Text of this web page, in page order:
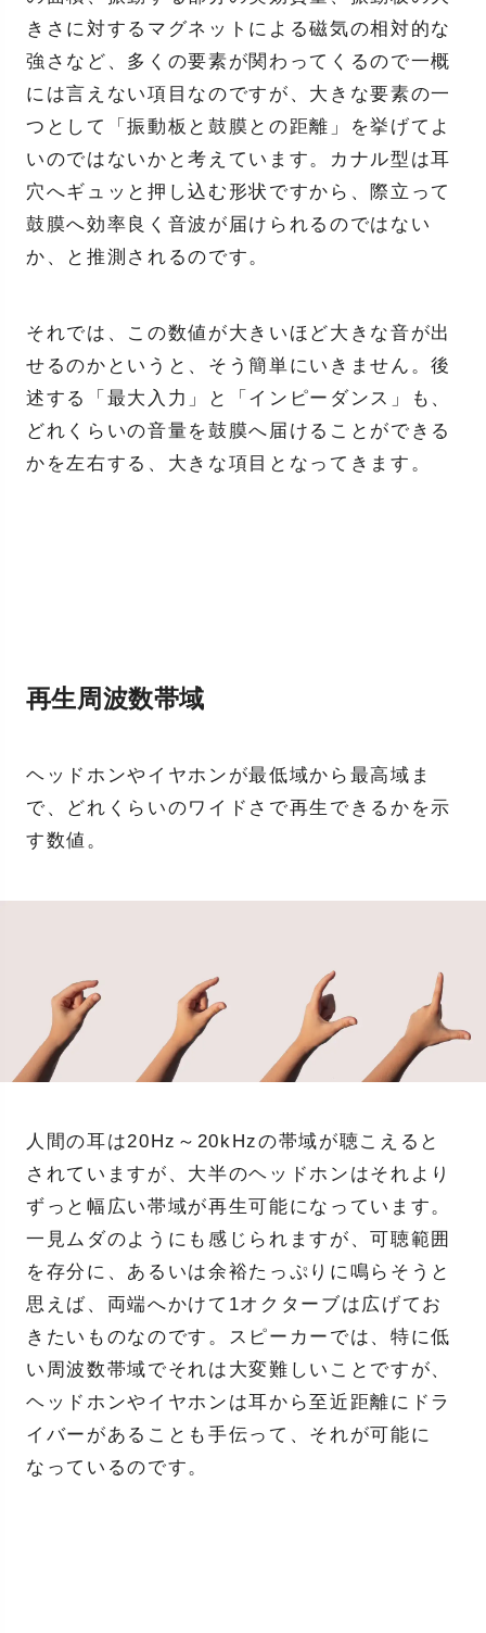
きさに対するマグネットによる磁気の相対的な
強さなど、多くの要素が関わってくるので一概
には言えない項目なのですが、大きな要素の一
つとして「振動板と鼓膜との距離」を挙げてよ
いのではないかと考えています。カナル型は耳
穴へギュッと押し込む形状ですから、際立って
鼓膜へ効率良く音波が届けられるのではない
か、と推測されるのです。
それでは、この数値が大きいほど大きな音が出
せるのかというと、そう簡単にいきません。後
述する「最大入力」と「インピーダンス」も、
どれくらいの音量を鼓膜へ届けることができる
かを左右する、大きな項目となってきます。
再生周波数帯域
ヘッドホンやイヤホンが最低域から最高域ま
で、どれくらいのワイドさで再生できるかを示
す数値。
人間の耳は20Hz～20kHzの帯域が聴こえると
されていますが、大半のヘッドホンはそれより
ずっと幅広い帯域が再生可能になっています。
一見ムダのようにも感じられますが、可聴範囲
を存分に、あるいは余裕たっぷりに鳴らそうと
思えば、両端へかけて1オクターブは広げてお
きたいものなのです。スピーカーでは、特に低
い周波数帯域でそれは大変難しいことですが、
ヘッドホンやイヤホンは耳から至近距離にドラ
イバーがあることも手伝って、それが可能に
なっているのです。